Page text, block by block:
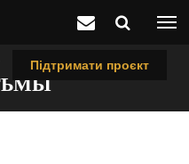
Підтримати проєкт